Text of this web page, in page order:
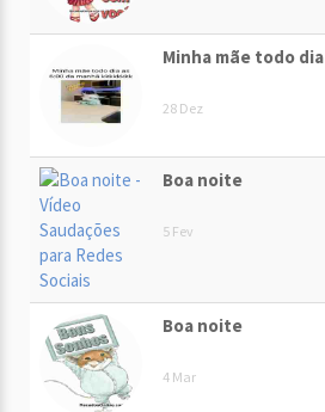
Minha mãe todo dia
28 Dez
Boa noite
5 Fev
Boa noite
4 Mar